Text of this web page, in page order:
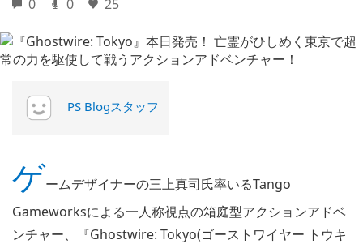
0 0 25
PS Blogスタッフ
ゲームデザイナーの三上真司氏率いるTango
Gameworksによる一人称視点の箱庭型アクションアドベ
ンチャー、『Ghostwire: Tokyo(ゴーストワイヤー トウキ